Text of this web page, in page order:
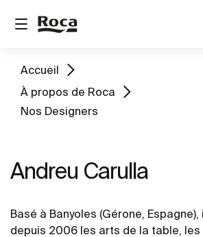
Accueil
À propos de Roca
Nos Designers
Andreu Carulla
Basé à Banyoles (Gérone,
depuis 2006 les arts de la table, les